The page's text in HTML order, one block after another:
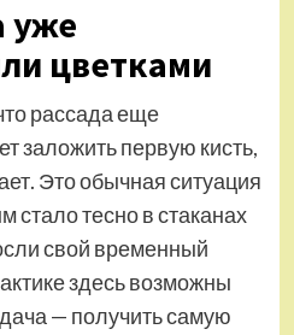
уже
цветками
рассада еще
заложить первую кисть,
Это обычная ситуация
стало тесно в стаканах
свой временный
здесь возможны
— получить самую